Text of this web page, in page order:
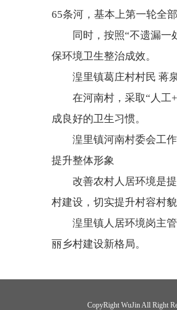
65条河，基本上第一轮全
同时，按照“不遗漏
保环境卫生整治成效。
湟里镇葛庄村村民 蒋
在河南村，采取“人工
成良好的卫生习惯。
湟里镇河南村委会工
提升整体形象
改善农村人居环境是
村建设，切实提升村容村
湟里镇人居环境岗主
丽乡村建设新格局。
CopyRight WuJin All